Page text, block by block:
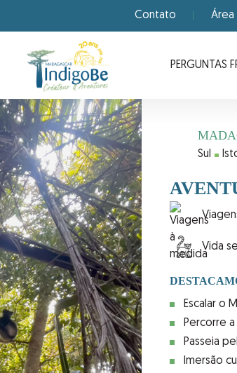
Contato Área
PERGUNTAS
Sul
Vida
Escalar o
Percorre
Passeia
Imersão